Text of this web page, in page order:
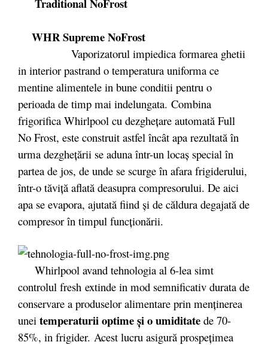
Traditional NoFrost
WHR Supreme NoFrost
Vaporizatorul impiedica formarea ghetii
in interior pastrand o temperatura uniforma ce
mentine alimentele in bune conditii pentru o
perioada de timp mai indelungata. Combina
frigorifica Whirlpool cu dezgheţare automată Full
No Frost, este construit astfel încât apa rezultată în
urma dezgheţării se aduna într-un locaş special în
partea de jos, de unde se scurge în afara frigiderului,
într-o tăviţă aflată deasupra compresorului. De aici
apa se evapora, ajutată fiind şi de căldura degajată de
compresor în timpul funcţionării.
Whirlpool avand tehnologia al 6-lea simt
controlul fresh extinde in mod semnificativ durata de
conservare a produselor alimentare prin menținerea
unei temperaturii optime și o umiditate de 70-
85%, in frigider. Acest lucru asigură prospețimea